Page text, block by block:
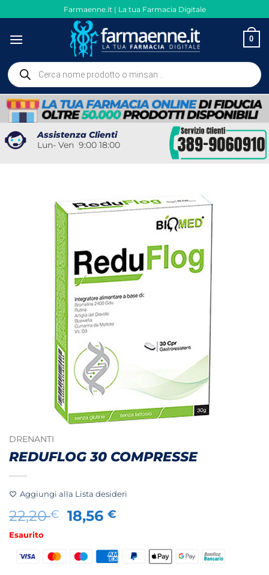
ai
contenuti
Farmaenne.it | La tua Farmacia Digitale
0
Ricerca
prodotti
Assistenza Clienti
Lun- Ven 9:00 18:00
DRENANTI
REDUFLOG 30 COMPRESSE
Aggiungi alla Lista desideri
22,20€
Il
era:
18,56€
attuale
è:
Esaurito